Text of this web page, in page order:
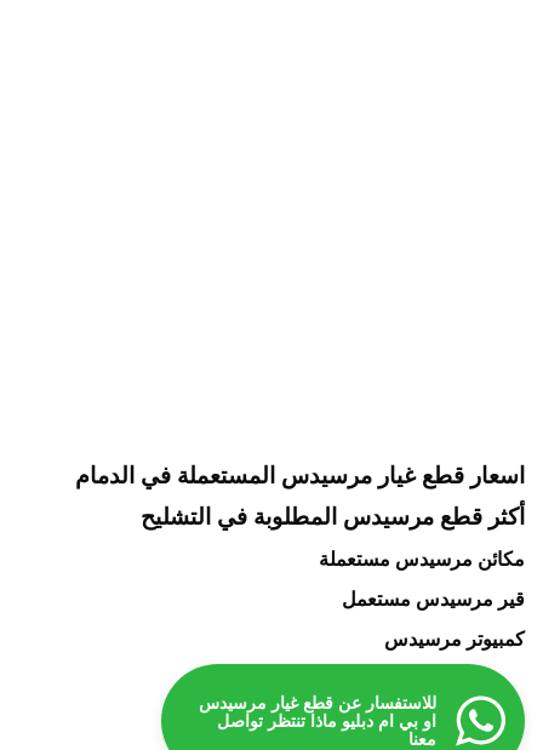
اسعار قطع غيار مرسيدس المستعملة في الدمام
أكثر قطع مرسيدس المطلوبة في التشليح
مكائن مرسيدس مستعملة
قير مرسيدس مستعمل
كمبيوتر مرسيدس
للاستفسار عن قطع غيار مرسيدس
او بي ام دبليو ماذا تنتظر تواصل
معنا